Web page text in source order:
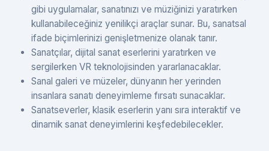
gibi uygulamalar, sanatınızı ve müziğinizi yaratırken
kullanabileceğiniz yenilikçi araçlar sunar. Bu, sanatsal
ifade biçimlerinizi genişletmenize olanak tanır.
Sanatçılar, dijital sanat eserlerini yaratırken ve
sergilerken VR teknolojisinden yararlanacaklar.
Sanal galeri ve müzeler, dünyanın her yerinden
insanlara sanatı deneyimleme fırsatı sunacaklar.
Sanatseverler, klasik eserlerin yanı sıra interaktif ve
dinamik sanat deneyimlerini keşfedebilecekler.